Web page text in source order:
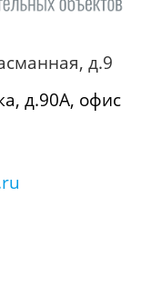
д.9
д.90А, офис